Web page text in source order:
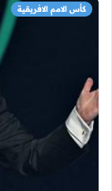
كأس الامم الافريقية